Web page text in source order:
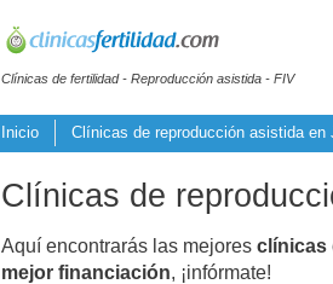
Clínicas de fertilidad - Reproducción asistida - FIV
Inicio Clínicas de reproducción asistida en
Clínicas de
Aquí encontrarás las mejores clínicas
mejor financiación, ¡infórmate!